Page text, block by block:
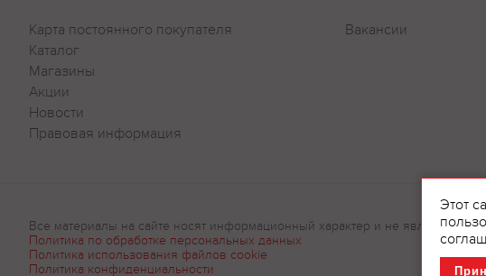
Карта постоянного покупателя
Каталог
Магазины
Акции
Новости
Правовая информация
Вакансии
Все материалы на сайте носят информационный характер и не являются
Политика по обработке персональных данных
Политика использования файлов cookie
Политика конфиденциальности
Этот